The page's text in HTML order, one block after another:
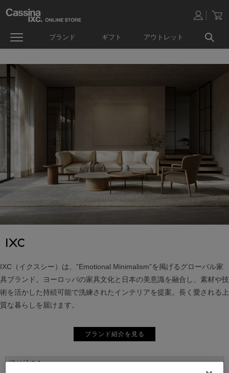
ブランド ギフト アウトレット
IXC（イクスシー）は、”Emotional Minimalism”を掲げるグローバル家
具ブランド。ヨーロッパの家具文化と日本の美意識を融合し、素材や技
術を活かした持続可能で洗練されたインテリアを提案。長く愛される上
質な暮らしを届けます。
ブランド紹介を見る